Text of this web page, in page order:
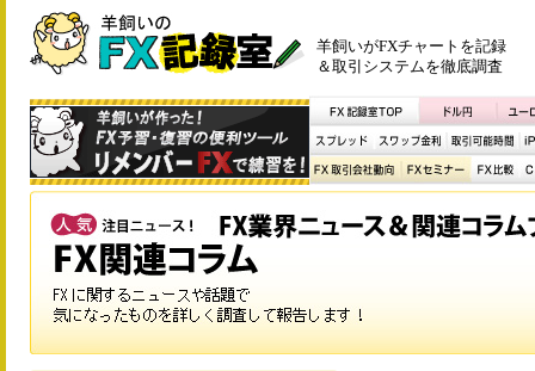
羊飼いがFXチャートを記録
＆取引システムを徹底調査